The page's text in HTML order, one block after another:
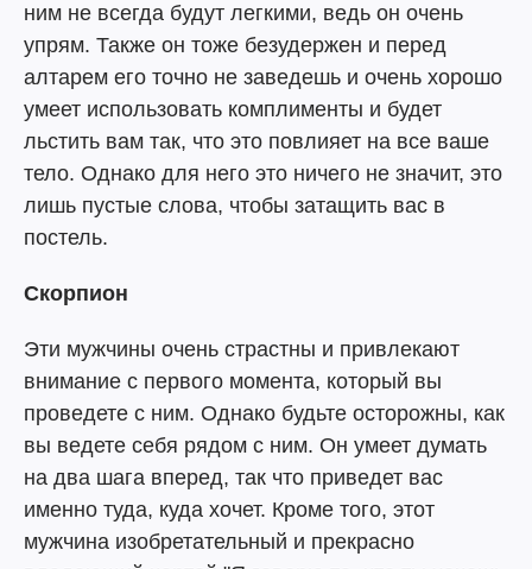
ним не всегда будут легкими, ведь он очень
упрям. Также он тоже безудержен и перед
алтарем его точно не заведешь и очень хорошо
умеет использовать комплименты и будет
льстить вам так, что это повлияет на все ваше
тело. Однако для него это ничего не значит, это
лишь пустые слова, чтобы затащить вас в
постель.
Скорпион
Эти мужчины очень страстны и привлекают
внимание с первого момента, который вы
проведете с ним. Однако будьте осторожны, как
вы ведете себя рядом с ним. Он умеет думать
на два шага вперед, так что приведет вас
именно туда, куда хочет. Кроме того, этот
мужчина изобретательный и прекрасно